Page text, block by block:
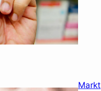
Markt